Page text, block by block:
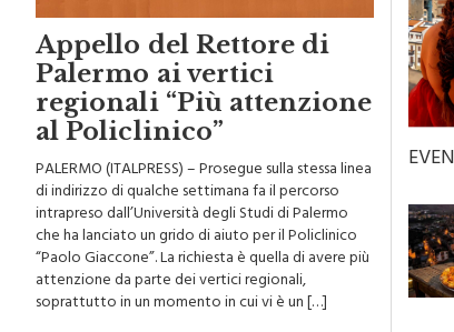
Appello del Rettore di
Palermo ai vertici
regionali “Più attenzione
al Policlinico”
PALERMO (ITALPRESS) – Prosegue sulla stessa linea
di indirizzo di qualche settimana fa il percorso
intrapreso dall’Università degli Studi di Palermo
che ha lanciato un grido di aiuto per il Policlinico
“Paolo Giaccone”. La richiesta è quella di avere più
attenzione da parte dei vertici regionali,
soprattutto in un momento in cui vi è un […]